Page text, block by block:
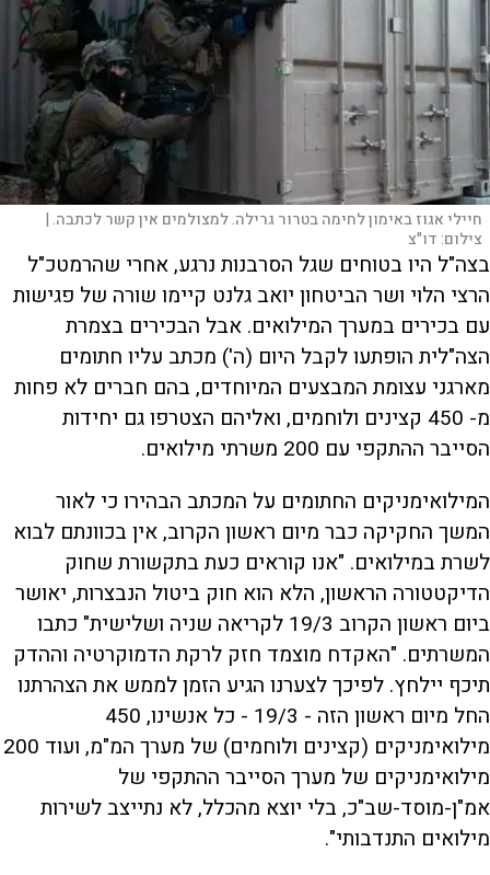
חיילי אגוז באימון לחימה בטרור גרילה. למצולמים אין קשר לכתבה. |
צילום:דו"צ
בצה"ל היו בטוחים שגל הסרבנות נרגע, אחרי שהרמטכ"ל
הרצי הלוי ושר הביטחון יואב גלנט קיימו שורה של פגישות
עם בכירים במערך המילואים. אבל הבכירים בצמרת
הצה"לית הופתעו לקבל היום (ה') מכתב עליו חתומים
מארגני עצומת המבצעים המיוחדים, בהם חברים לא פחות
מ- 450 קצינים ולוחמים, ואליהם הצטרפו גם יחידות
הסייבר ההתקפי עם 200 משרתי מילואים.
המילואימניקים החתומים על המכתב הבהירו כי לאור
המשך החקיקה כבר מיום ראשון הקרוב, אין בכוונתם לבוא
לשרת במילואים. "אנו קוראים כעת בתקשורת שחוק
הדיקטטורה הראשון, הלא הוא חוק ביטול הנבצרות, יאושר
ביום ראשון הקרוב 19/3 לקריאה שניה ושלישית" כתבו
המשרתים. "האקדח מוצמד חזק לרקת הדמוקרטיה וההדק
תיכף יילחץ. לפיכך לצערנו הגיע הזמן לממש את הצהרתנו
החל מיום ראשון הזה - 19/3 - כל אנשינו, 450
מילואימניקים (קצינים ולוחמים) של מערך המ"מ, ועוד 200
מילואימניקים של מערך הסייבר ההתקפי של
אמ"ן-מוסד-שב"כ, בלי יוצא מהכלל, לא נתייצב לשירות
מילואים התנדבותי".